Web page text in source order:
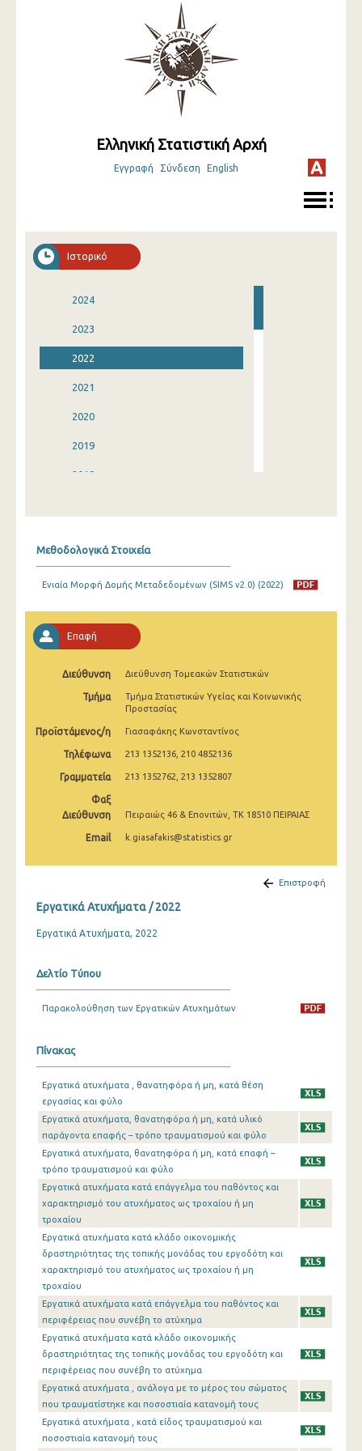
Ελληνική Στατιστική Αρχή
Εγγραφή Σύνδεση English
Ιστορικό
2024
2023
2022
2021
2020
2019
2018
2014
2012
2011
2009
2007
2003
2001
1998
Μεθοδολογικά Στοιχεία
Ενιαία Μορφή Δομής Μεταδεδομένων (SIMS v2.0) (2022)
Επαφή
Διεύθυνση Διεύθυνση Τομεακών Στατιστικών
Τμήμα
Τμήμα Στατιστικών Υγείας και Κοινωνικής
Προστασίας
Προϊστάμενος/η Γιασαφάκης Κωνσταντίνος
Τηλέφωνα 213 1352136, 210 4852136
Γραμματεία 213 1352762, 213 1352807
Φαξ
Διεύθυνση
Πειραιώς 46 & Επονιτών, ΤΚ 18510 ΠΕΙΡΑΙΑΣ
Email k.giasafakis@statistics.gr
Επιστροφή
Εργατικά Ατυχήματα / 2022
Εργατικά Ατυχήματα, 2022
Δελτίο Τύπου
Παρακολούθηση των Εργατικών Ατυχημάτων
Πίνακας
Εργατικά ατυχήματα , θανατηφόρα ή μη, κατά θέση
εργασίας και φύλο
Εργατικά ατυχήματα, θανατηφόρα ή μη, κατά υλικό
παράγοντα επαφής – τρόπο τραυματισμού και φύλο
Εργατικά ατυχήματα, θανατηφόρα ή μη, κατά επαφή –
τρόπο τραυματισμού και φύλο
Εργατικά ατυχήματα κατά επάγγελμα του παθόντος και
χαρακτηρισμό του ατυχήματος ως τροχαίου ή μη
τροχαίου
Εργατικά ατυχήματα κατά κλάδο οικονομικής
δραστηριότητας της τοπικής μονάδας του εργοδότη και
χαρακτηρισμό του ατυχήματος ως τροχαίου ή μη
τροχαίου
Εργατικά ατυχήματα κατά επάγγελμα του παθόντος και
περιφέρειας που συνέβη το ατύχημα
Εργατικά ατυχήματα κατά κλάδο οικονομικής
δραστηριότητας της τοπικής μονάδας του εργοδότη και
περιφέρειας που συνέβη το ατύχημα
Εργατικά ατυχήματα , ανάλογα με το μέρος του σώματος
που τραυματίστηκε και ποσοστιαία κατανομή τους
Εργατικά ατυχήματα , κατά είδος τραυματισμού και
ποσοστιαία κατανομή τους